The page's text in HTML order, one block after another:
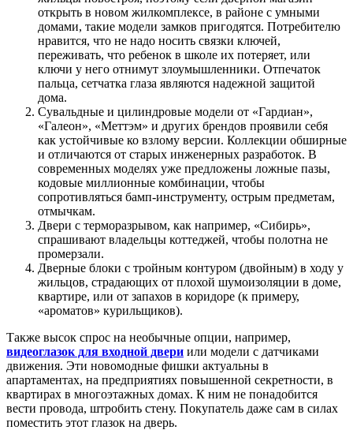
открыть в новом жилкомплексе, в районе с умными
домами, такие модели замков пригодятся. Потребителю
нравится, что не надо носить связки ключей,
переживать, что ребенок в школе их потеряет, или
ключи у него отнимут злоумышленники. Отпечаток
пальца, сетчатка глаза являются надежной защитой
дома.
Сувальдные и цилиндровые модели от «Гардиан»,
«Галеон», «Меттэм» и других брендов проявили себя
как устойчивые ко взлому версии. Коллекции обширные
и отличаются от старых инженерных разработок. В
современных моделях уже предложены ложные пазы,
кодовые миллионные комбинации, чтобы
сопротивляться бамп-инструменту, острым предметам,
отмычкам.
Двери с терморазрывом, как например, «Сибирь»,
спрашивают владельцы коттеджей, чтобы полотна не
промерзали.
Дверные блоки с тройным контуром (двойным) в ходу у
жильцов, страдающих от плохой шумоизоляции в доме,
квартире, или от запахов в коридоре (к примеру,
«ароматов» курильщиков).
Также высок спрос на необычные опции, например,
видеоглазок для входной двери или модели с датчиками
движения. Эти новомодные фишки актуальны в
апартаментах, на предприятиях повышенной секретности, в
квартирах в многоэтажных домах. К ним не понадобится
вести провода, штробить стену. Покупатель даже сам в силах
поместить этот глазок на дверь.